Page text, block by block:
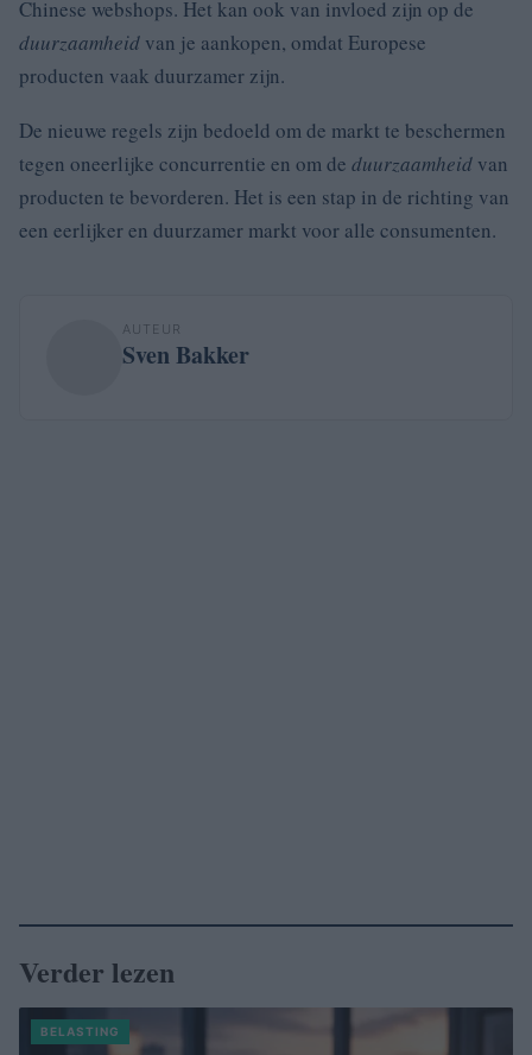
Chinese webshops. Het kan ook van invloed zijn op de
duurzaamheid van je aankopen, omdat Europese
producten vaak duurzamer zijn.
De nieuwe regels zijn bedoeld om de markt te beschermen
tegen oneerlijke concurrentie en om de duurzaamheid van
producten te bevorderen. Het is een stap in de richting van
een eerlijker en duurzamer markt voor alle consumenten.
AUTEUR
Sven Bakker
Verder lezen
BELASTING